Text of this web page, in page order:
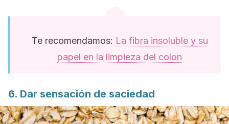
Te recomendamos: La fibra insoluble y su
papel en la limpieza del colon
6. Dar sensación de saciedad